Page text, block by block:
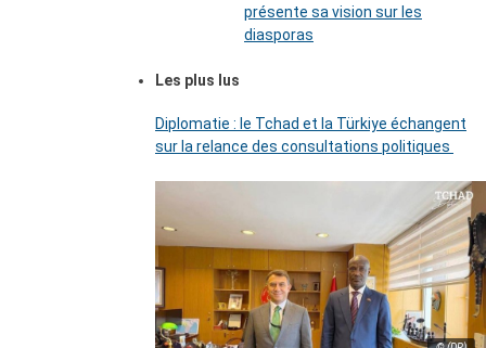
présente sa vision sur les
diasporas
Les plus lus
Diplomatie : le Tchad et la Türkiye échangent
sur la relance des consultations politiques